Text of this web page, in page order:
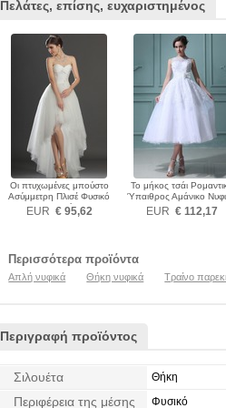
Πελάτες, επίσης, ευχαριστημένος
Οι πτυχωμένες μπούστο
Ασύμμετρη Πλισέ Φυσικό
Νυφικά
EUR € 95,62
Το μήκος τσάι
Ύπαιθρος Αμάνικο
EUR € 112,17
Περισσότερα προϊόντα
Απλή νυφικά Θήκη νυφικά Τραίνο
Περιγραφή προϊόντος
Σιλουέτα Θήκη
Περιφέρεια της μέσης Φυσικό